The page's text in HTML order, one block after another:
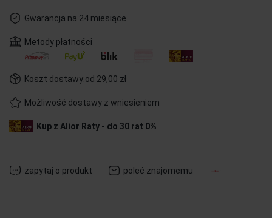
Gwarancja na 24 miesiące
Metody płatności
Koszt dostawy:od 29,00 zł
Możliwość dostawy z wniesieniem
Kup z Alior Raty - do 30 rat 0%
zapytaj o produkt poleć znajomemu